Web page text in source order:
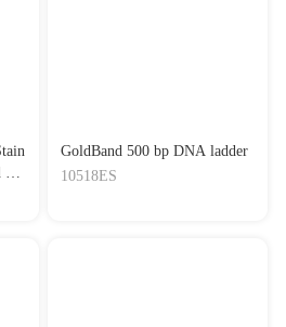
GoldBand 500 bp DNA ladder
10518ES